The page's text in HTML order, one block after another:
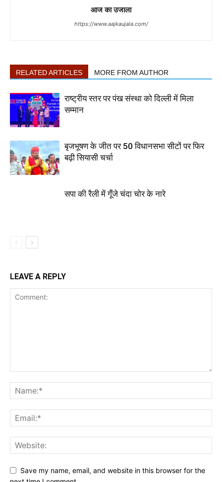
आज का उजाला
https://www.aajkaujala.com/
RELATED ARTICLES MORE FROM AUTHOR
राष्ट्रीय स्तर पर पंख संस्था को दिल्ली में मिला
सम्मान
बृजभूषण के जीत पर 50 विधानसभा सीटों पर फिर
बढ़ी सियासी चर्चा
सपा की रैली में गूँजे चंदा चोर के नारे
LEAVE A REPLY
Save my name, email, and website in this browser for the